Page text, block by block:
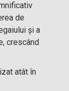
de
și a
crescând
atât în